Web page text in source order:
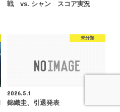
戦 vs. シャン スコア実況
未分類
2026.5.1
錦織圭、引退発表